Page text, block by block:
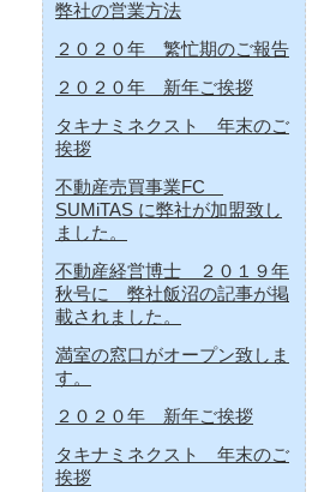
弊社の営業方法
２０２０年 繁忙期のご報告
２０２０年 新年ご挨拶
タキナミネクスト 年末のご
挨拶
不動産売買事業FC
SUMiTAS に弊社が加盟致し
ました。
不動産経営博士 ２０１９年
秋号に 弊社飯沼の記事が掲
載されました。
満室の窓口がオープン致しま
す。
２０２０年 新年ご挨拶
タキナミネクスト 年末のご
挨拶